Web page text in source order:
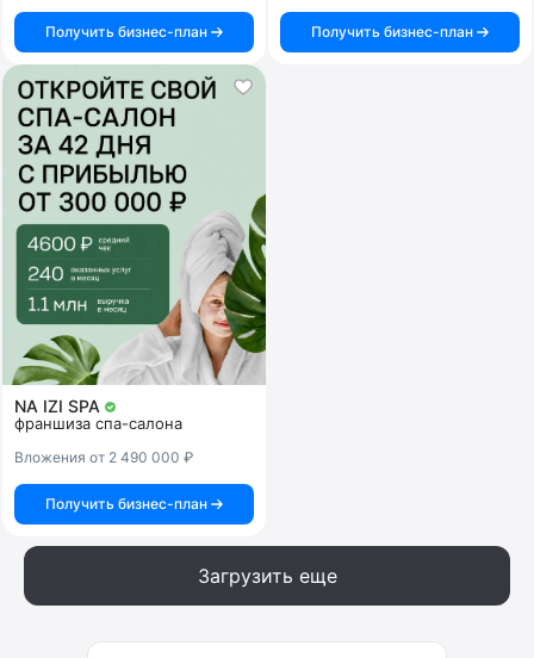
Получить бизнес-план Получить бизнес-план
NA IZI SPA
франшиза спа-салона
Вложения от 2 490 000 ₽
Получить бизнес-план
Загрузить еще